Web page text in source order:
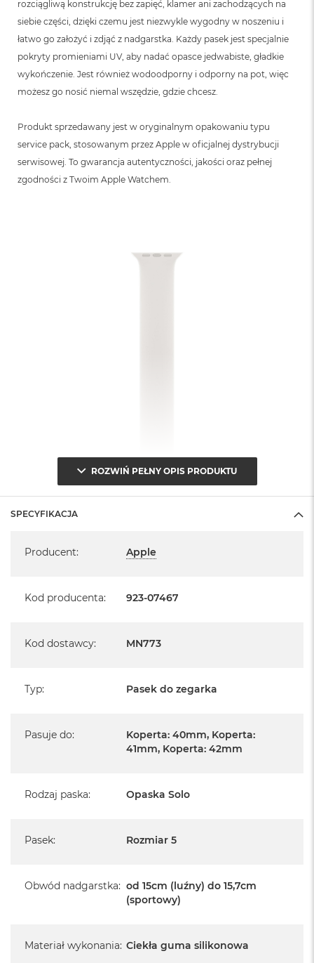
rozciągliwą konstrukcję bez zapięć, klamer ani zachodzących na
siebie części, dzięki czemu jest niezwykle wygodny w noszeniu i
łatwo go założyć i zdjąć z nadgarstka. Każdy pasek jest specjalnie
pokryty promieniami UV, aby nadać opasce jedwabiste, gładkie
wykończenie. Jest również wodoodporny i odporny na pot, więc
możesz go nosić niemal wszędzie, gdzie chcesz.
Produkt sprzedawany jest w oryginalnym opakowaniu typu
service pack, stosowanym przez Apple w oficjalnej dystrybucji
serwisowej. To gwarancja autentyczności, jakości oraz pełnej
zgodności z Twoim Apple Watchem.
ROZWIŃ PEŁNY OPIS PRODUKTU
SPECYFIKACJA
Producent: Apple
Kod producenta: 923-07467
Kod dostawcy: MN773
Typ: Pasek do zegarka
Pasuje do:
Koperta: 40mm, Koperta:
41mm, Koperta: 42mm
Rodzaj paska: Opaska Solo
Pasek: Rozmiar 5
Obwód nadgarstka: od 15cm (luźny) do 15,7cm
(sportowy)
Materiał wykonania: Ciekła guma silikonowa